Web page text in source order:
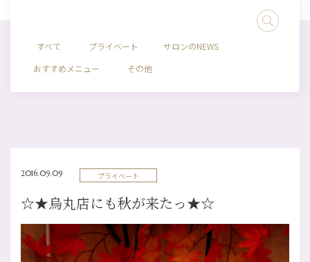
すべて プライベート
サロンのNEWS
おすすめメニュー
その他
2016.09.09 プライベート
☆★烏丸店にも秋が来たっ★☆